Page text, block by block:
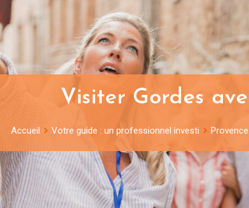
Visiter Gordes
Accueil Votre guide : un professionnel investi